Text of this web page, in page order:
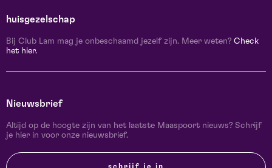
huisgezelschap
Bij Club Lam mag je onbeschaamd jezelf zijn. Meer weten? Check
het hier.
Nieuwsbrief
Altijd op de hoogte zijn van het laatste Maaspoort nieuws? Schrijf
je hier in voor onze nieuwsbrief.